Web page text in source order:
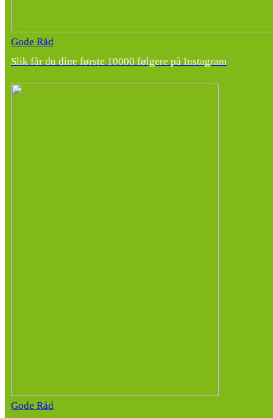
Gode Råd
Slik får du dine første 10000 følgere på Instagram
Gode Råd